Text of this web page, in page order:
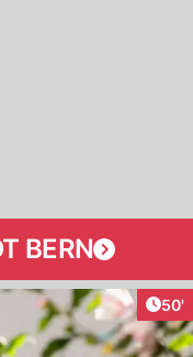
BERN
50'